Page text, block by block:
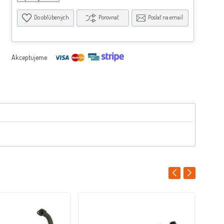
Do obľúbených Porovnať Poslať na email
Akceptujeme